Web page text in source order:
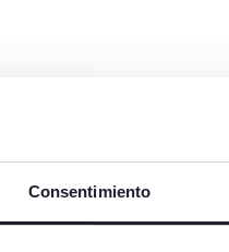
Consentimiento